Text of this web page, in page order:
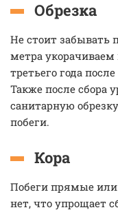
Обрезка
Не стоит забывать
метра укорачиваем
третьего года
Также после сбора
санитарную
побеги.
Кора
Побеги прямые
нет, что упрощает